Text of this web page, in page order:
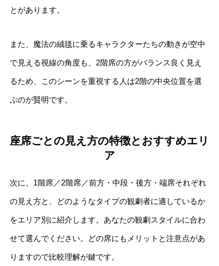
とがあります。
また、魔法の絨毯に乗るキャラクターたちの動きが空中
で見える視線の角度も、2階席の方がバランス良く見え
るため、このシーンを重視する人は2階の中央位置を選
ぶのが賢明です。
座席ごとの見え方の特徴とおすすめエリ
ア
次に、1階席／2階席／前方・中段・後方・端席それぞれ
の見え方と、どのようなタイプの観劇者に適しているか
をエリア別に紹介します。あなたの観劇スタイルに合わ
せて選んでください。どの席にもメリットと注意点があ
りますので比較理解が鍵です。